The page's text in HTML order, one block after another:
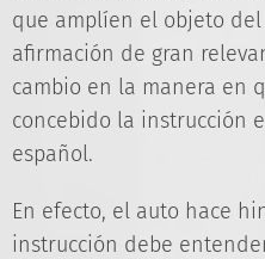
que amplíen el objeto del
afirmación de gran
cambio en la manera en
concebido la instrucción
español.
En efecto, el auto hace
instrucción debe